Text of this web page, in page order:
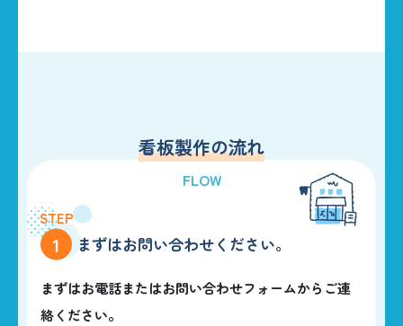
HOME
BUSINESS
CONSTRUCTIONS
看板製作の流れ
FLOW
1 まずはお問い合わせください。
まずはお電話またはお問い合わせフォームからご連
絡ください。